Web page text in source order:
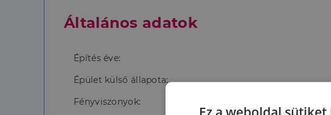
Általános adatok
Építés éve:
Épület külső állapota:
Fényviszonyok: